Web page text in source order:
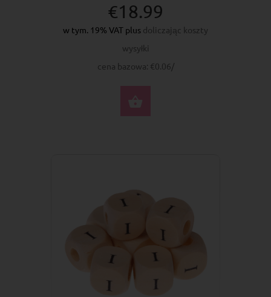
€18.99
w tym. 19% VAT plus doliczając koszty
wysyłki
cena bazowa: €0.06/